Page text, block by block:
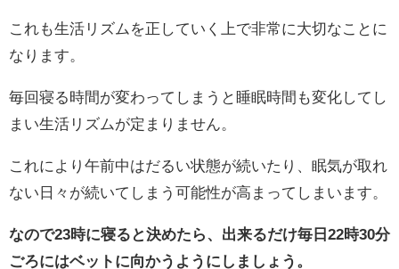
これも生活リズムを正していく上で非常に大切なことに
なります。
毎回寝る時間が変わってしまうと睡眠時間も変化してし
まい生活リズムが定まりません。
これにより午前中はだるい状態が続いたり、眠気が取れ
ない日々が続いてしまう可能性が高まってしまいます。
なので23時に寝ると決めたら、出来るだけ毎日22時30分
ごろにはベットに向かうようにしましょう。